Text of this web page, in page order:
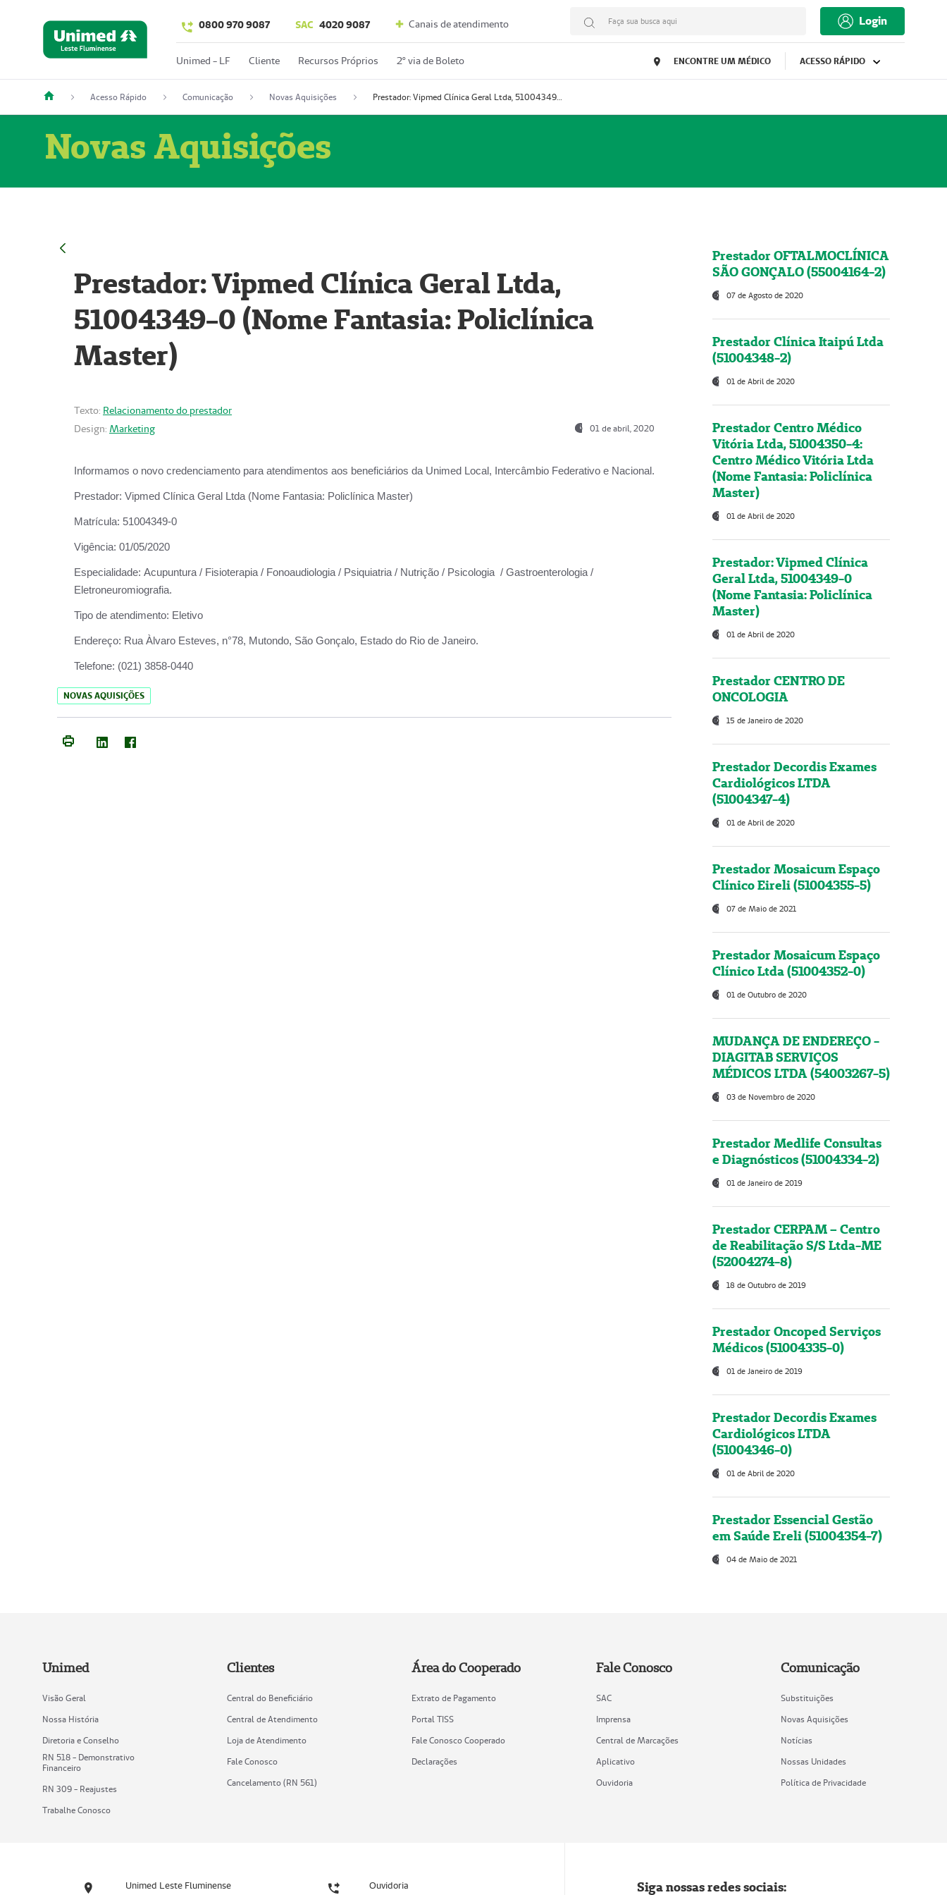
0800 970 9087 SAC 4020 9087 Canais de atendimento Faça sua busca aqui Login
Unimed - LF Cliente Recursos Próprios 2º via de Boleto ENCONTRE UM MÉDICO ACESSO RÁPIDO
Acesso Rápido Comunicação Novas Aquisições Prestador: Vipmed Clínica Geral Ltda, 51004349-0 (Nome Fantasia: Policlínica Master)
Novas Aquisições
Prestador: Vipmed Clínica Geral Ltda,
51004349-0 (Nome Fantasia: Policlínica
Master)
Texto: Relacionamento do prestador
Design: Marketing 01 de abril, 2020
Informamos o novo credenciamento para atendimentos aos beneficiários da Unimed Local, Intercâmbio Federativo e Nacional.
Prestador: Vipmed Clínica Geral Ltda (Nome Fantasia: Policlínica Master)
Matrícula: 51004349-0
Vigência: 01/05/2020
Especialidade: Acupuntura / Fisioterapia / Fonoaudiologia / Psiquiatria / Nutrição / Psicologia / Gastroenterologia /
Eletroneuromiografia.
Tipo de atendimento: Eletivo
Endereço: Rua Àlvaro Esteves, n°78, Mutondo, São Gonçalo, Estado do Rio de Janeiro.
Telefone: (021) 3858-0440
NOVAS AQUISIÇÕES
Prestador OFTALMOCLÍNICA
SÃO GONÇALO (55004164-2)
07 de Agosto de 2020
Prestador Clínica Itaipú Ltda
(51004348-2)
01 de Abril de 2020
Prestador Centro Médico
Vitória Ltda, 51004350-4:
Centro Médico Vitória Ltda
(Nome Fantasia: Policlínica
Master)
01 de Abril de 2020
Prestador: Vipmed Clínica
Geral Ltda, 51004349-0
(Nome Fantasia: Policlínica
Master)
01 de Abril de 2020
Prestador CENTRO DE
ONCOLOGIA
15 de Janeiro de 2020
Prestador Decordis Exames
Cardiológicos LTDA
(51004347-4)
01 de Abril de 2020
Prestador Mosaicum Espaço
Clínico Eireli (51004355-5)
07 de Maio de 2021
Prestador Mosaicum Espaço
Clínico Ltda (51004352-0)
01 de Outubro de 2020
MUDANÇA DE ENDEREÇO -
DIAGITAB SERVIÇOS
MÉDICOS LTDA (54003267-5)
03 de Novembro de 2020
Prestador Medlife Consultas
e Diagnósticos (51004334-2)
01 de Janeiro de 2019
Prestador CERPAM – Centro
de Reabilitação S/S Ltda-ME
(52004274-8)
18 de Outubro de 2019
Prestador Oncoped Serviços
Médicos (51004335-0)
01 de Janeiro de 2019
Prestador Decordis Exames
Cardiológicos LTDA
(51004346-0)
01 de Abril de 2020
Prestador Essencial Gestão
em Saúde Ereli (51004354-7)
04 de Maio de 2021
Unimed
Visão Geral
Nossa História
Diretoria e Conselho
RN 518 - Demonstrativo
Financeiro
RN 309 - Reajustes
Trabalhe Conosco
Clientes
Central do Beneficiário
Central de Atendimento
Loja de Atendimento
Fale Conosco
Cancelamento (RN 561)
Área do Cooperado
Extrato de Pagamento
Portal TISS
Fale Conosco Cooperado
Declarações
Fale Conosco
SAC
Imprensa
Central de Marcações
Aplicativo
Ouvidoria
Comunicação
Substituições
Novas Aquisições
Notícias
Nossas Unidades
Política de Privacidade
Unimed Leste Fluminense Ouvidoria Siga nossas redes sociais: